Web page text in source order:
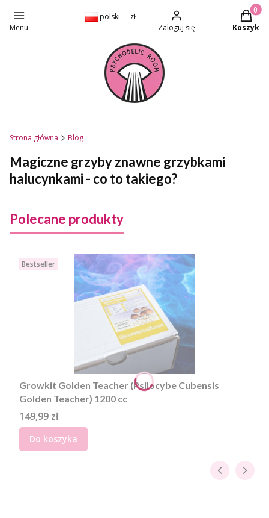
Menu
polski
zł
Zaloguj się
Koszyk
Strona główna Blog
Magiczne grzyby znawne grzybkami
halucynkami - co to takiego?
Polecane produkty
Bestseller
Growkit Golden Teacher (Psilocybe Cubensis
Golden Teacher) 1200 cc
Cena
149,99 zł
Do koszyka